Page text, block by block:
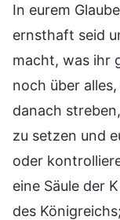
In eurem
ernsthaft seid
macht, was ihr
noch über
danach
zu setzen und
oder
eine Säule der
des